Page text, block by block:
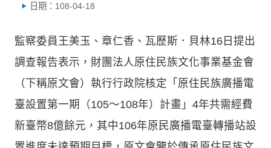
日期：108-04-18
監察委員王美玉、章仁香、瓦歷斯．貝林16日提出
調查報告表示，財團法人原住民族文化事業基金會
（下稱原文會）執行行政院核定「原住民族廣播電
臺設置第一期（105～108年）計畫」4年共需經費
新臺幣8億餘元，其中106年原民廣播電臺轉播站設